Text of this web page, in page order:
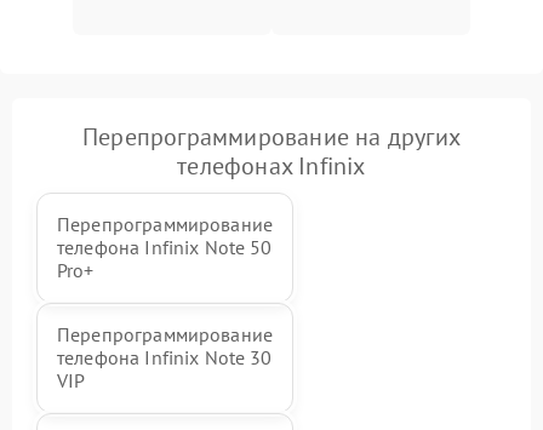
Перепрограммирование на других
телефонах Infinix
Перепрограммирование
телефона Infinix Note 50
Pro+
Перепрограммирование
телефона Infinix Note 30
VIP